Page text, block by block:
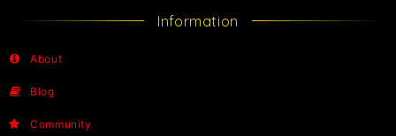
Information
About
Blog
Community